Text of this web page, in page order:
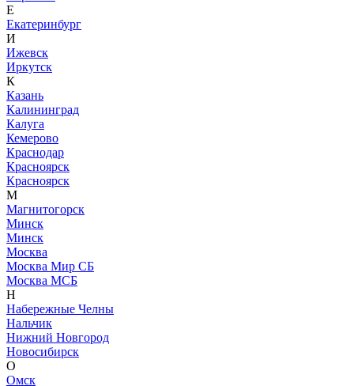
Е
Екатеринбург
И
Ижевск
Иркутск
К
Казань
Калининград
Калуга
Кемерово
Краснодар
Красноярск
Красноярск
М
Магнитогорск
Минск
Минск
Москва
Москва Мир СБ
Москва МСБ
Н
Набережные Челны
Нальчик
Нижний Новгород
Новосибирск
О
Омск